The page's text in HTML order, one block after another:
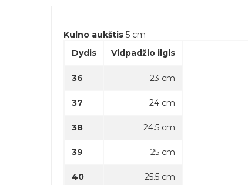
Kulno aukštis 5 cm
Dydis
Vidpadžio ilgis
36 23 cm
37 24 cm
38 24.5 cm
39 25 cm
40 25.5 cm